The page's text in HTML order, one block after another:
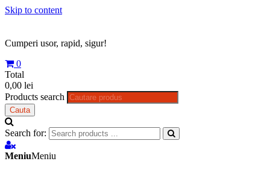
Skip to content
Cumperi usor, rapid, sigur!
0
Total
0,00 lei
Products search
Cauta
Search for:
MeniuMeniu